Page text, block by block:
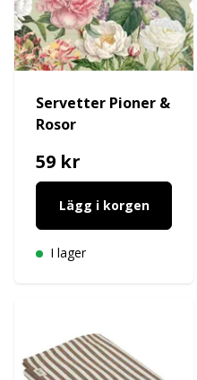
Servetter Pioner &
Rosor
59 kr
Lägg i korgen
I lager